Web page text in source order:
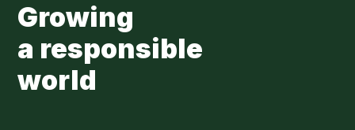
Growing
a responsible
world